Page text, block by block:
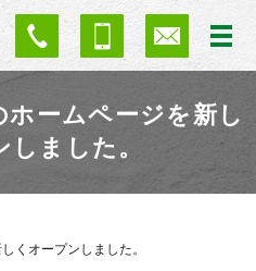
ホームページを新し
しました。
くオープンしました。